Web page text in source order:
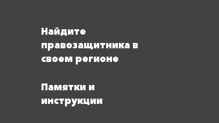
Найдите
правозащитника в
своем регионе
Памятки и
инструкции